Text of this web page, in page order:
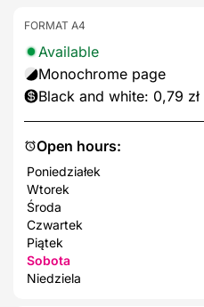
Open hours:
Poniedziałek
Wtorek
Środa
Czwartek
Piątek
Sobota
Niedziela
FORMAT A4
Available
Monochrome page
Black and white: 0,79